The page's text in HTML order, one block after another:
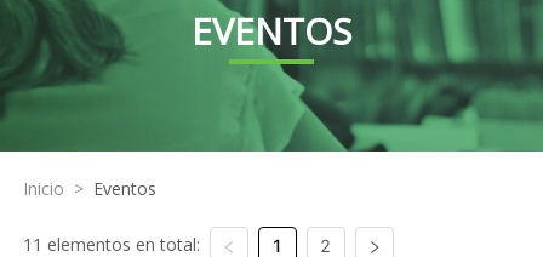
EVENTOS
Inicio > Eventos
11 elementos en total: 1 2